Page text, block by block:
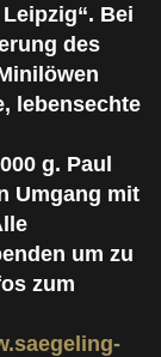
Bei
des
lebensechte
g. Paul
Umgang mit
um zu
zum